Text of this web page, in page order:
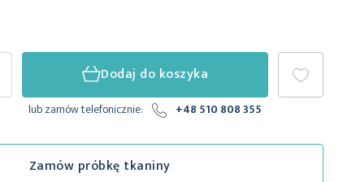
Dodaj do koszyka
lub zamów telefonicznie: +48 510 808 355
Zamów próbkę tkaniny